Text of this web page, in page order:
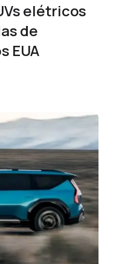
elétricos
de
EUA